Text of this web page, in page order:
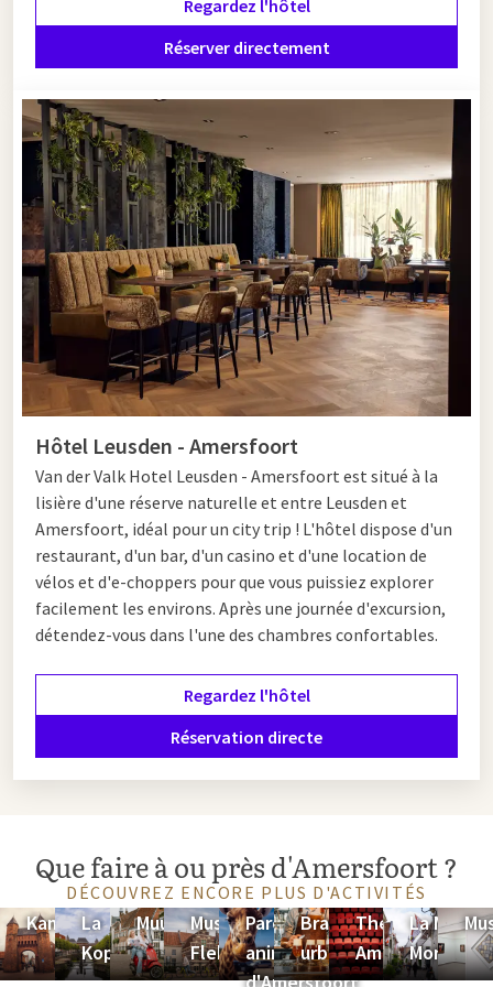
et historique, cette salle est un choix excellent.
Voulez-vous terminer votre visite historique par une détente
dans la région ? Séjournez alors confortablement chezHôtel
Van der Valk Amersfoort-A1deVan der Valk Hôtel Leusden -
Amersfoort
. Les deux hôtels offrent des chambres
confortables, d'excellentes installations et un emplacement
idéal près du centre d'Amersfoort. Ainsi, vous transformerez
votre découverte culturelle en un week-end réussi.
Regardez l'hôtel
Réserver directement
Hôtel Leusden - Amersfoort
Van der Valk Hotel Leusden - Amersfoort est situé à la
lisière d'une réserve naturelle et entre Leusden et
Amersfoort, idéal pour un city trip ! L'hôtel dispose d'un
restaurant, d'un bar, d'un casino et d'une location de
vélos et d'e-choppers pour que vous puissiez explorer
facilement les environs. Après une journée d'excursion,
détendez-vous dans l'une des chambres confortables.
Regardez l'hôtel
Réservation directe
Que faire à ou près d'Amersfoort ?
DÉCOUVREZ ENCORE PLUS D'ACTIVITÉS
Kamperbinnenpoort
La
Koppelpoort
Muurhuizen
Musée
Flehite
Parc
animalier
d'Amersfoort
Brasserie
urbaine
Théâtre
Amersfoort
La Maison